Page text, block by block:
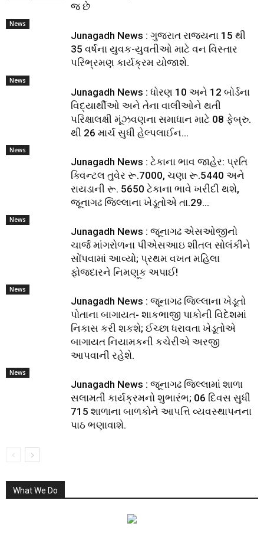
જ છે
News
Junagadh News : ગુજરાત રાજ્યના 15 થી
35 વર્ષના યુવક-યુવતીઓ માટે વન વિસ્તાર
પરિભ્રમણ કાર્યક્રમ યોજાશે.
News
Junagadh News : ધોરણ 10 અને 12 બોર્ડના
વિદ્યાર્થીઓ અને તેના વાલીઓને થતી
પરિક્ષાલક્ષી મૂંઝવણના સમાધાન માટે 08 ફેબ્રુ.
થી 26 માર્ચ સુધી હેલ્પલાઈન...
News
Junagadh News : ટેકાના ભાવ જાહેર: પ્રતિ
ક્વિન્ટલ તુવેર રૂ.7000, ચણા રૂ.5440 અને
રાયડાની રૂ. 5650 ટેકાના ભાવે ખરીદી થશે,
જૂનાગઢ જિલ્લાના ખેડૂતોએ તા.29...
News
Junagadh News : જૂનાગઢ એસઓજીનો
ચાર્જ માંગરોળના પીએસઆઇ શીતલ સોલંકીને
સોંપવામાં આવ્યો; પ્રથમ વખત મહિલા
ફોજદારને નિમણૂક અપાઈ!
News
Junagadh News : જૂનાગઢ જિલ્લાના ખેડૂતો
પોતાના બાગાયત- શાકભાજી પાકોની વિદેશમાં
નિકાસ કરી શકશે; ઈચ્છા ધરાવતા ખેડૂતોએ
બાગાયત નિયામકની કચેરીએ અરજી
આપવાની રહેશે.
News
Junagadh News : જૂનાગઢ જિલ્લામાં શાળા
સલામતી કાર્યક્રમનો શુભારંભ; 06 દિવસ સુધી
715 શાળાના બાળકોને આપત્તિ વ્યવસ્થાપનના
પાઠ ભણાવાશે.
What We Do